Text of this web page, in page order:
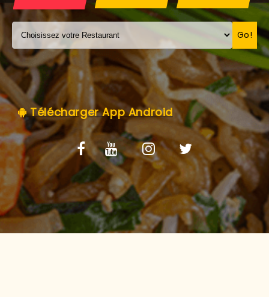
MENTIONS LÉGALES
C.G.V
Go!
Télécharger App Android